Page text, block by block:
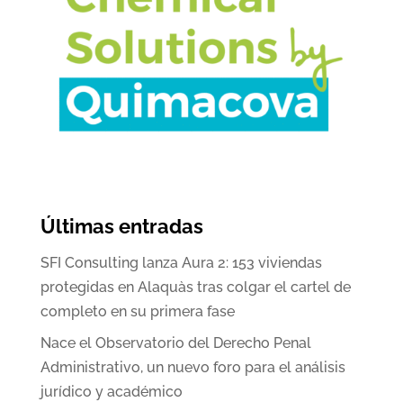
Últimas entradas
SFI Consulting lanza Aura 2: 153 viviendas
protegidas en Alaquàs tras colgar el cartel de
completo en su primera fase
Nace el Observatorio del Derecho Penal
Administrativo, un nuevo foro para el análisis
jurídico y académico